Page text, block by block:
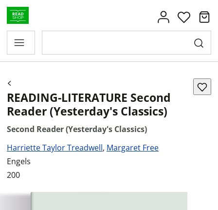
READING-LITERATURE Second
Reader (Yesterday's Classics)
Second Reader (Yesterday's Classics)
Harriette Taylor Treadwell, Margaret Free
Engels
200